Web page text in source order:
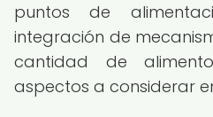
puntos de
integración de
cantidad de
aspectos a considerar